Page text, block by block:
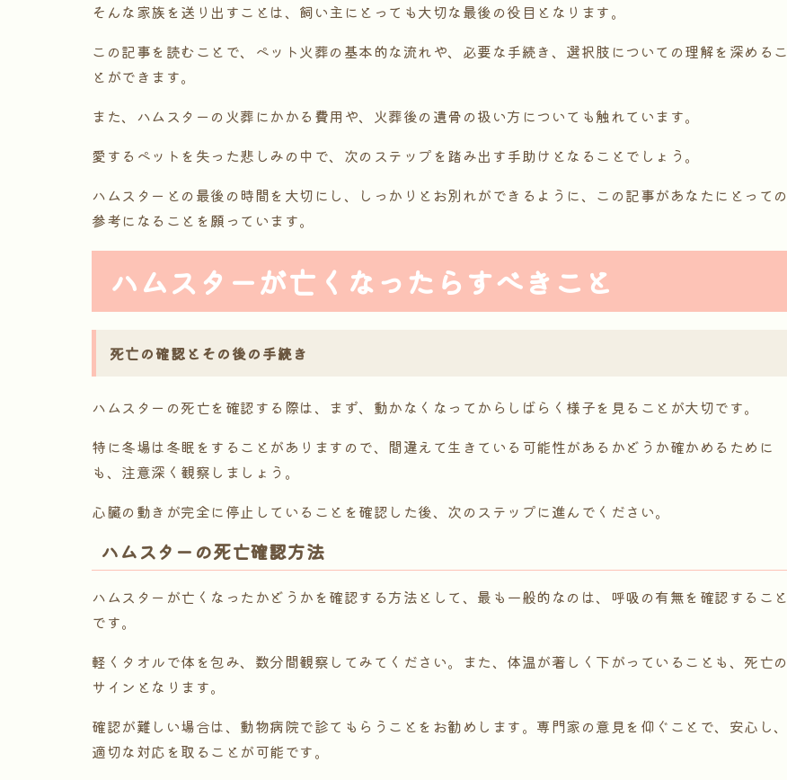
そんな家族を送り出すことは、飼い主にとっても大切な最後の役目となります。
この記事を読むことで、ペット火葬の基本的な流れや、必要な手続き、選択肢についての理解を深めるこ
とができます。
また、ハムスターの火葬にかかる費用や、火葬後の遺骨の扱い方についても触れています。
愛するペットを失った悲しみの中で、次のステップを踏み出す手助けとなることでしょう。
ハムスターとの最後の時間を大切にし、しっかりとお別れができるように、この記事があなたにとっての
参考になることを願っています。
ハムスターが亡くなったらすべきこと
死亡の確認とその後の手続き
ハムスターの死亡を確認する際は、まず、動かなくなってからしばらく様子を見ることが大切です。
特に冬場は冬眠をすることがありますので、間違えて生きている可能性があるかどうか確かめるために
も、注意深く観察しましょう。
心臓の動きが完全に停止していることを確認した後、次のステップに進んでください。
ハムスターの死亡確認方法
ハムスターが亡くなったかどうかを確認する方法として、最も一般的なのは、呼吸の有無を確認すること
です。
軽くタオルで体を包み、数分間観察してみてください。また、体温が著しく下がっていることも、死亡の
サインとなります。
確認が難しい場合は、動物病院で診てもらうことをお勧めします。専門家の意見を仰ぐことで、安心し、
適切な対応を取ることが可能です。